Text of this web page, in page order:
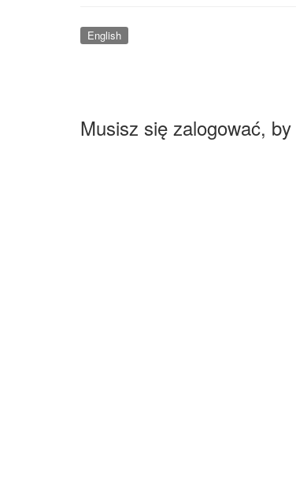
English
Musisz się zalogować,